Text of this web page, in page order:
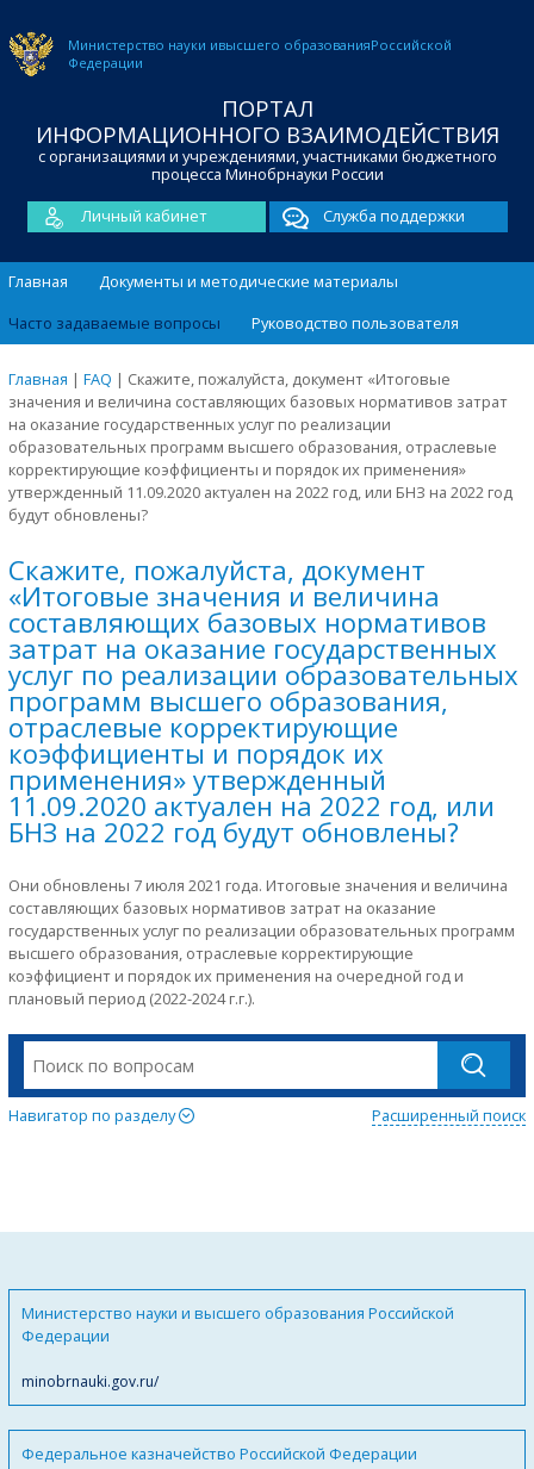
Министерство науки ивысшего образованияРоссийской
Федерации
ПОРТАЛ
ИНФОРМАЦИОННОГО ВЗАИМОДЕЙСТВИЯ
с организациями и учреждениями, участниками бюджетного
процесса Минобрнауки России
Личный кабинет
Служба поддержки
Главная
Документы и методические материалы
Часто задаваемые вопросы
Руководство пользователя
Главная | FAQ | Скажите, пожалуйста, документ «Итоговые
значения и величина составляющих базовых нормативов затрат
на оказание государственных услуг по реализации
образовательных программ высшего образования, отраслевые
корректирующие коэффициенты и порядок их применения»
утвержденный 11.09.2020 актуален на 2022 год, или БНЗ на 2022 год
будут обновлены?
Скажите, пожалуйста, документ
«Итоговые значения и величина
составляющих базовых нормативов
затрат на оказание государственных
услуг по реализации образовательных
программ высшего образования,
отраслевые корректирующие
коэффициенты и порядок их
применения» утвержденный
11.09.2020 актуален на 2022 год, или
БНЗ на 2022 год будут обновлены?
Они обновлены 7 июля 2021 года. Итоговые значения и величина
составляющих базовых нормативов затрат на оказание
государственных услуг по реализации образовательных программ
высшего образования, отраслевые корректирующие
коэффициент и порядок их применения на очередной год и
плановый период (2022-2024 г.г.).
Навигатор по разделу Расширенный поиск
Министерство науки и высшего образования Российской
Федерации
minobrnauki.gov.ru/
Федеральное казначейство Российской Федерации